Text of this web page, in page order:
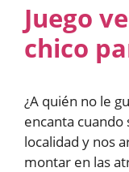
Juego
chico
¿A quién no le
encanta cuando
localidad y nos
montar en las